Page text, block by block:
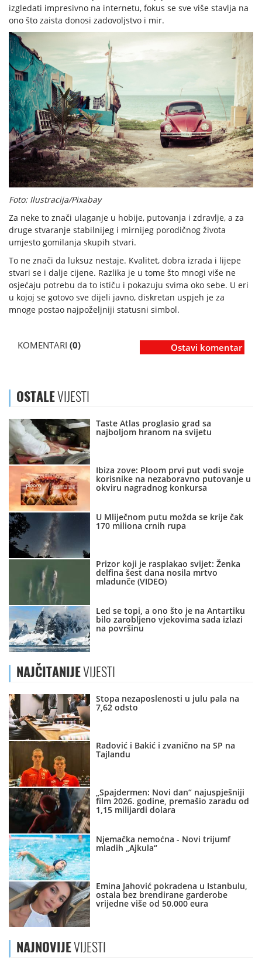
izgledati impresivno na internetu, fokus se sve više stavlja na
ono što zaista donosi zadovoljstvo i mir.
Foto: Ilustracija/Pixabay
Za neke to znači ulaganje u hobije, putovanja i zdravlje, a za
druge stvaranje stabilnijeg i mirnijeg porodičnog života
umjesto gomilanja skupih stvari.
To ne znači da luksuz nestaje. Kvalitet, dobra izrada i lijepe
stvari se i dalje cijene. Razlika je u tome što mnogi više ne
osjećaju potrebu da to ističu i pokazuju svima oko sebe. U eri
u kojoj se gotovo sve dijeli javno, diskretan uspjeh je za
mnoge postao najpoželjniji statusni simbol.
KOMENTARI (0) Ostavi komentar
OSTALEVIJESTI
Taste Atlas proglasio grad sa
najboljom hranom na svijetu
Ibiza zove: Ploom prvi put vodi svoje
korisnike na nezaboravno putovanje u
okviru nagradnog konkursa
U Mliječnom putu možda se krije čak
170 miliona crnih rupa
Prizor koji je rasplakao svijet: Ženka
delfina šest dana nosila mrtvo
mladunče (VIDEO)
Led se topi, a ono što je na Antartiku
bilo zarobljeno vjekovima sada izlazi
na površinu
NAJČITANIJEVIJESTI
Stopa nezaposlenosti u julu pala na
7,62 odsto
Radović i Bakić i zvanično na SP na
Tajlandu
„Spajdermen: Novi dan“ najuspješniji
film 2026. godine, premašio zaradu od
1,15 milijardi dolara
Njemačka nemoćna - Novi trijumf
mladih „Ajkula“
Emina Jahović pokradena u Istanbulu,
ostala bez brendirane garderobe
vrijedne više od 50.000 eura
NAJNOVIJEVIJESTI